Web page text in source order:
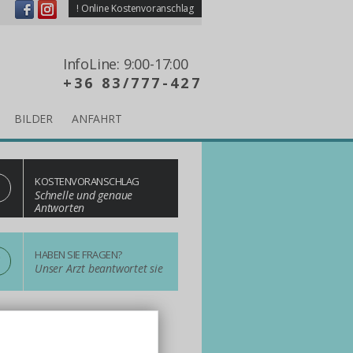
! Online Kostenvoranschlag
InfoLine: 9:00-17:00
+36 83/777-427
BILDER ANFAHRT
KOSTENVORANSCHLAG
Schnelle und genaue
Antworten
HABEN SIE FRAGEN?
Unser Arzt beantwortet sie